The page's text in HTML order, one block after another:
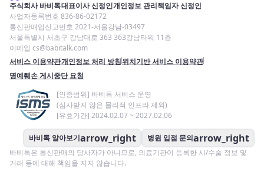
주식회사 바비톡대표이사 신정인개인정보 관리책임자 신정인
사업자등록번호 836-86-02172
통신판매업신고번호 2021-서울강남-03497
서울특별시 서초구 강남대로 363 363강남타워 11층
이메일 cs@babitalk.com
서비스 이용약관개인정보 처리 방침위치기반 서비스 이용약관
명예훼손 게시중단 요청
[인증범위] 바비톡 서비스 운영
(심사받지 않은 물리적 인프라 제외)
[유효기간] 2024.02.07 ~ 2027.02.06
바비톡 알아보기arrow_right 병원 입점 문의arrow_right
바비톡은 통신판매의 당사자가 아니므로, 의료기관이 등록한 시/수술 정보 및
거래 등에 대해 책임을 지지 않습니다.